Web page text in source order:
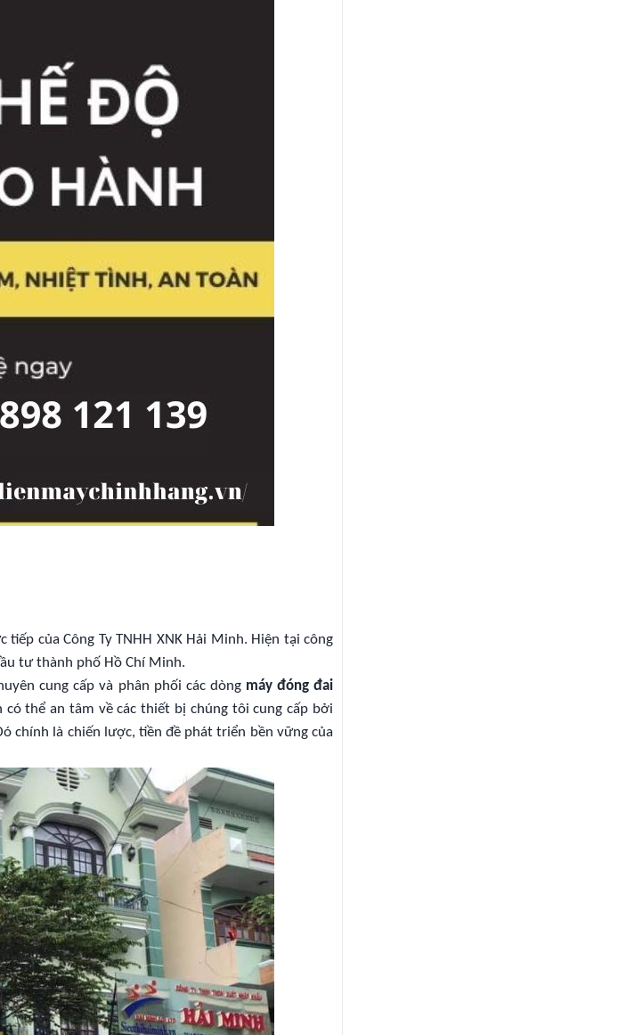
của Công Ty TNHH XNK Hải Minh. Hiện tại công
tư thành phố Hồ Chí Minh.
cung cấp và phân phối các dòng máy đóng đai
thể an tâm về các thiết bị chúng tôi cung cấp bởi
chính là chiến lược, tiền đề phát triển bền vững của